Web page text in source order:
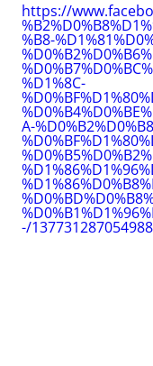
https://
%B8-
%D1%8C-
A-
-/